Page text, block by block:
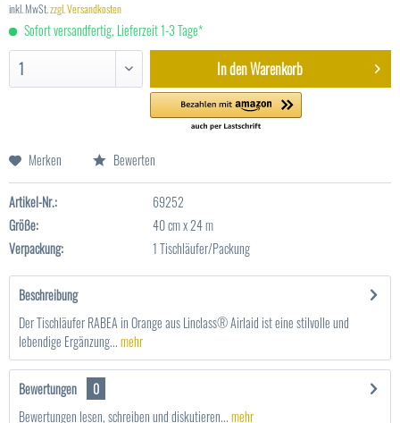
inkl. MwSt.zzgl. Versandkosten
Sofort versandfertig, Lieferzeit 1-3 Tage*
In denWarenkorb
Merken Bewerten
Artikel-Nr.:
69252
Größe:
40 cm x 24 m
Verpackung:
1 Tischläufer/Packung
Beschreibung
Der Tischläufer RABEA in Orange aus Linclass® Airlaid ist eine stilvolle und
lebendige Ergänzung...mehr
Bewertungen
0
Bewertungen lesen, schreiben und diskutieren...mehr